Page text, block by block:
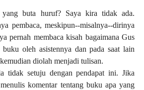
yang buta huruf? Saya kira tidak ada.
pembaca, meskipun--misalnya--dirinya
pernah membaca kisah bagaimana Gus
oleh asistennya dan pada saat lain
diolah menjadi tulisan.
tidak setuju dengan pendapat ini. Jika
komentar tentang buku apa yang